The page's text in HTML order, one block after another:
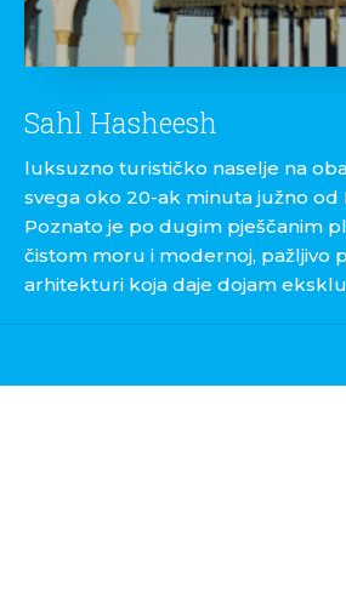
Sahl Hasheesh
luksuzno turističko naselje na
svega oko 20-ak minuta južno od
Poznato je po dugim pješčanim
čistom moru i modernoj, pažljivo
arhitekturi koja daje dojam